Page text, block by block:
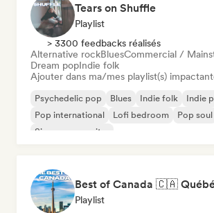
Tears on Shuffle
Playlist
> 3300 feedbacks réalisés
Alternative rockBluesCommercial /
Dream popIndie folk
Ajouter dans ma/mes playlist(s)
Psychedelic pop Blues Indie folk
Indie
Pop international
Lofi bedroom
Pop soul
Singer-songwriter
Playlist